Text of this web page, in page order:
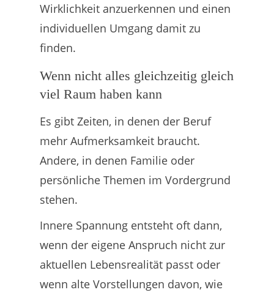
Wirklichkeit anzuerkennen und einen
individuellen Umgang damit zu
finden.
Wenn nicht alles gleichzeitig gleich
viel Raum haben kann
Es gibt Zeiten, in denen der Beruf
mehr Aufmerksamkeit braucht.
Andere, in denen Familie oder
persönliche Themen im Vordergrund
stehen.
Innere Spannung entsteht oft dann,
wenn der eigene Anspruch nicht zur
aktuellen Lebensrealität passt oder
wenn alte Vorstellungen davon, wie